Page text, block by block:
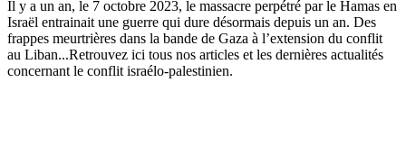
Il y a un an, le 7 octobre 2023, le massacre perpétré par le Hamas en
Israël entrainait une guerre qui dure désormais depuis un an. Des
frappes meurtrières dans la bande de Gaza à l’extension du conflit
au Liban...Retrouvez ici tous nos articles et les dernières actualités
concernant le conflit israélo-palestinien.